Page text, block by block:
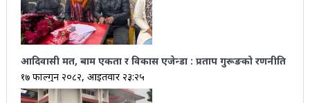
आदिवासी मत, बाम एकता र विकास एजेन्डा : प्रताप गुरूङको रणनीति
१७ फाल्गुन २०८२, आईतवार २३:२५